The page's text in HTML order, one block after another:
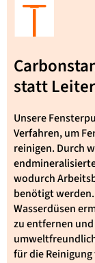
statt Leiter
Unsere
Verfahren, um
reinigen. Durch
wodurch
benötigt
Wasserdüsen
zu entfernen
für die